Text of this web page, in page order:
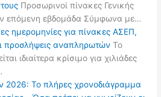
Προσωρινοί πίνακες Γενικής
επόμενη εβδομάδα Σύμφωνα με…
ημερομηνίες για πίνακες ΑΣΕΠ,
προσλήψεις αναπληρωτών Το
ιδιαίτερα κρίσιμο για χιλιάδες
2026: Το πλήρες χρονοδιάγραμμα